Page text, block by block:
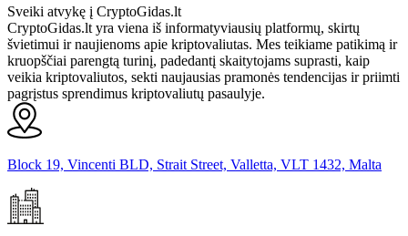
Sveiki atvykę į CryptoGidas.lt
CryptoGidas.lt yra viena iš informatyviausių platformų, skirtų
švietimui ir naujienoms apie kriptovaliutas. Mes teikiame patikimą ir
kruopščiai parengtą turinį, padedantį skaitytojams suprasti, kaip
veikia kriptovaliutos, sekti naujausias pramonės tendencijas ir priimti
pagrįstus sprendimus kriptovaliutų pasaulyje.
Block 19, Vincenti BLD, Strait Street, Valletta, VLT 1432, Malta